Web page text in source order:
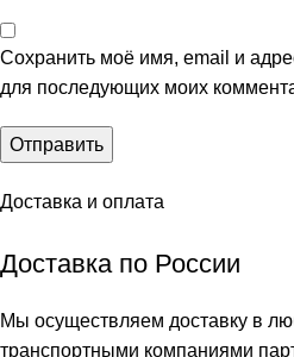
Сохранить моё имя, email и
для последующих моих
Доставка и оплата
Доставка по России
Мы осуществляем доставку в
транспортными компаниями